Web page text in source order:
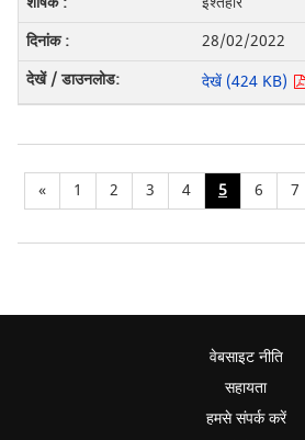
28/02/2022
देखें (424 KB)
« 1 2 3 4 5 6 7
वेबसाइट नीति
सहायता
हमसे संपर्क करें